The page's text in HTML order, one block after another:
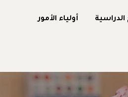
الدراسية أولياء الأمور